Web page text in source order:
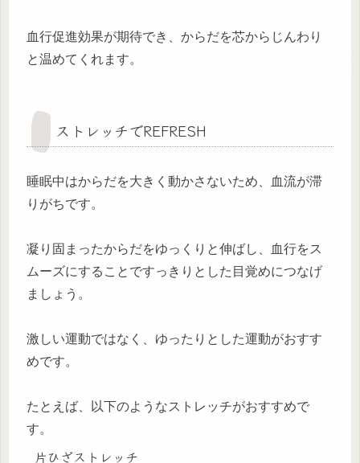
血行促進効果が期待でき、からだを芯からじんわり
と温めてくれます。
ストレッチでREFRESH
睡眠中はからだを大きく動かさないため、血流が滞
りがちです。
凝り固まったからだをゆっくりと伸ばし、血行をス
ムーズにすることですっきりとした目覚めにつなげ
ましょう。
激しい運動ではなく、ゆったりとした運動がおすす
めです。
たとえば、以下のようなストレッチがおすすめで
す。
片ひざストレッチ